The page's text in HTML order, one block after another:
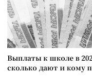
Выплаты к школе в
сколько дают и кому